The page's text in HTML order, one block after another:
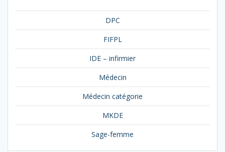
DPC
FIFPL
IDE – infirmier
Médecin
Médecin catégorie
MKDE
Sage-femme